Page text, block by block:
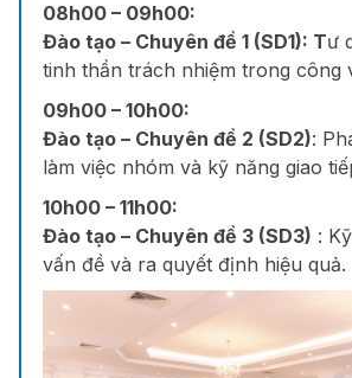
08h00 – 09h00:
Đào tạo – Chuyên đề 1 (SD1): Tư
tinh thần trách nhiệm trong công
09h00 – 10h00:
Đào tạo – Chuyên đề 2 (SD2):
làm việc nhóm và kỹ năng giao
10h00 – 11h00:
Đào tạo – Chuyên đề 3 (SD3) :
vấn đề và ra quyết định hiệu quả.